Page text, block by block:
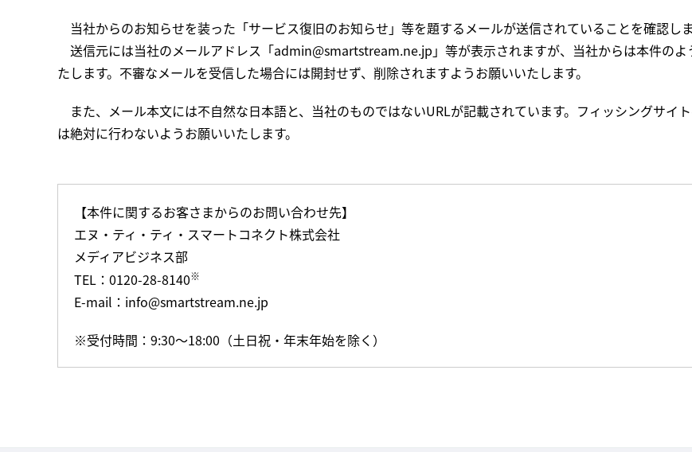
当社からのお知らせを装った「サービス復旧のお知らせ」等を題するメールが送信されていることを確認しま
送信元には当社のメールアドレス「admin@smartstream.ne.jp」等が表示されますが、当社からは本件の
たします。不審なメールを受信した場合には開封せず、削除されますようお願いいたします。
また、メール本文には不自然な日本語と、当社のものではないURLが記載されています。フィッシングサイ
は絶対に行わないようお願いいたします。
【本件に関するお客さまからのお問い合わせ先】
エヌ・ティ・ティ・スマートコネクト株式会社
メディアビジネス部
TEL：0120-28-8140※
E-mail：info@smartstream.ne.jp
※受付時間：9:30～18:00（土日祝・年末年始を除く）